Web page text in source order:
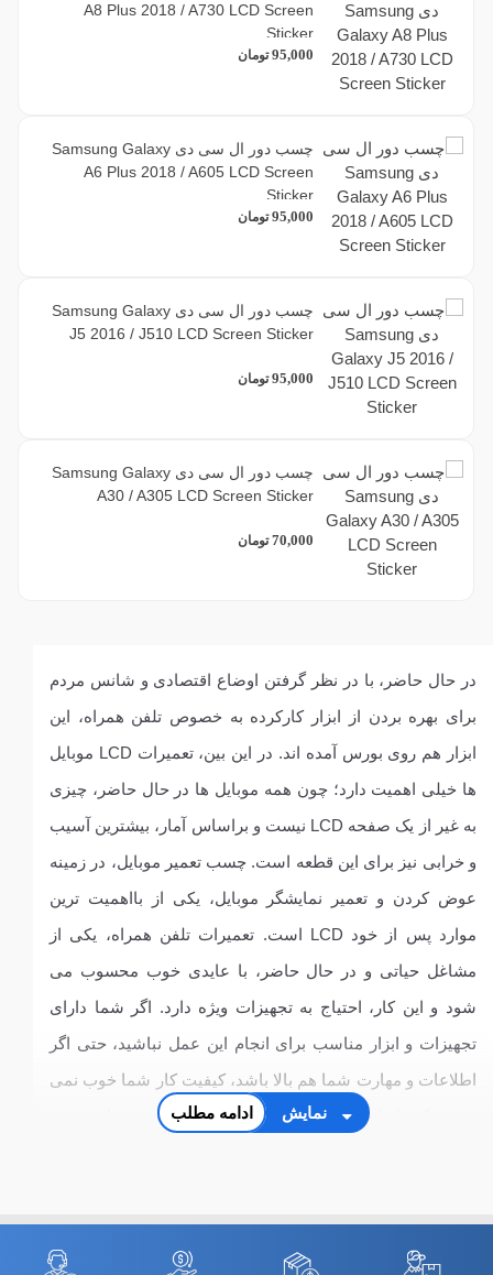
A8 Plus 2018 / A730 LCD Screen
Sticker
95,000 تومان
چسب دور ال سی دی Samsung Galaxy
A6 Plus 2018 / A605 LCD Screen
Sticker
95,000 تومان
چسب دور ال سی دی Samsung Galaxy
J5 2016 / J510 LCD Screen Sticker
95,000 تومان
چسب دور ال سی دی Samsung Galaxy
A30 / A305 LCD Screen Sticker
70,000 تومان
در حال حاضر، با در نظر گرفتن اوضاع اقتصادی و شانس مردم
برای بهره بردن از ابزار کارکرده به خصوص تلفن همراه، این
ابزار هم روی بورس آمده اند. در این بین، تعمیرات LCD موبایل
ها خیلی اهمیت دارد؛ چون همه موبایل ها در حال حاضر، چیزی
به غیر از یک صفحه LCD نیست و براساس آمار، بیشترین آسیب
و خرابی نیز برای این قطعه است. چسب تعمیر موبایل، در زمینه
عوض کردن و تعمیر نمایشگر موبایل، یکی از بااهمیت ترین
موارد پس از خود LCD است. تعمیرات تلفن همراه، یکی از
مشاغل حیاتی و در حال حاضر، با عایدی خوب محسوب می
شود و این کار، احتیاج به تجهیزات ویژه دارد. اگر شما دارای
تجهیزات و ابزار مناسب برای انجام این عمل نباشید، حتی اگر
اطلاعات و مهارت شما هم بالا باشد، کیفیت کار شما خوب نمی
شود. یکی از این موارد لازم، چسب تعمیرات گوشی است. در
اشنایی با چسب تعمیرات گوشی
نمایش ادامه مطلب